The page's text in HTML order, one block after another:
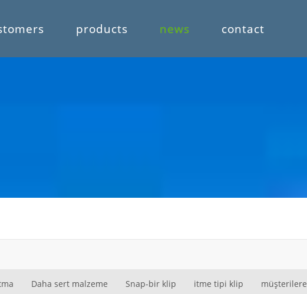
products news contact
Daha sert malzeme Snap-bir klip itme tipi klip